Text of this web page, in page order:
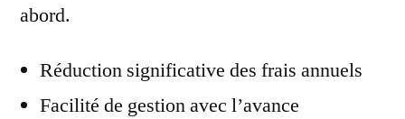
abord.
Réduction significative des frais annuels
Facilité de gestion avec l’avance